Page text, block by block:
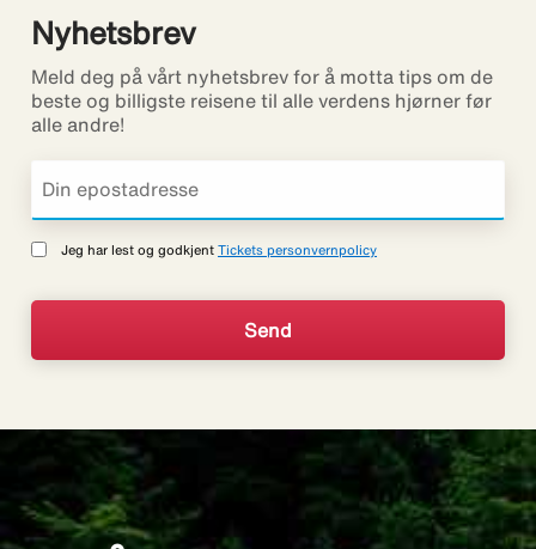
Nyhetsbrev
Meld deg på vårt nyhetsbrev for å motta tips om de
beste og billigste reisene til alle verdens hjørner før
alle andre!
Jeg har lest og godkjent Tickets personvernpolicy